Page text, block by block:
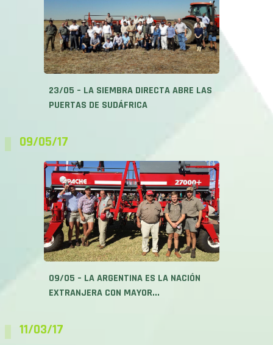
23/05 – LA SIEMBRA DIRECTA ABRE LAS
PUERTAS DE SUDÁFRICA
09/05/17
09/05 – LA ARGENTINA ES LA NACIÓN
EXTRANJERA CON MAYOR...
11/03/17